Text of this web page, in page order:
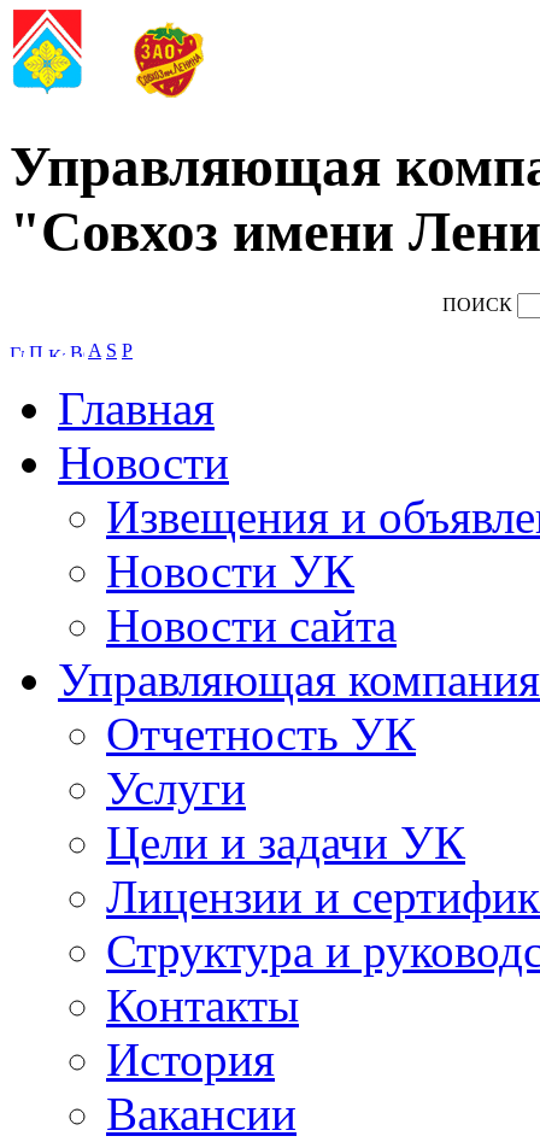
Управляющая
"Совхоз имени
ПОИСК
A S P
Главная
Новости
Извещения и
Новости УК
Новости сайта
Управляющая компания
Отчетность УК
Услуги
Цели и задачи УК
Лицензии и
Структура и
Контакты
История
Вакансии